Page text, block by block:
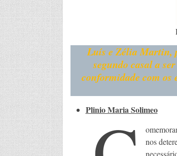
Luís e Zélia Martin,
segundo casal a
conformidade com os
Plinio Maria Solimeo
nos